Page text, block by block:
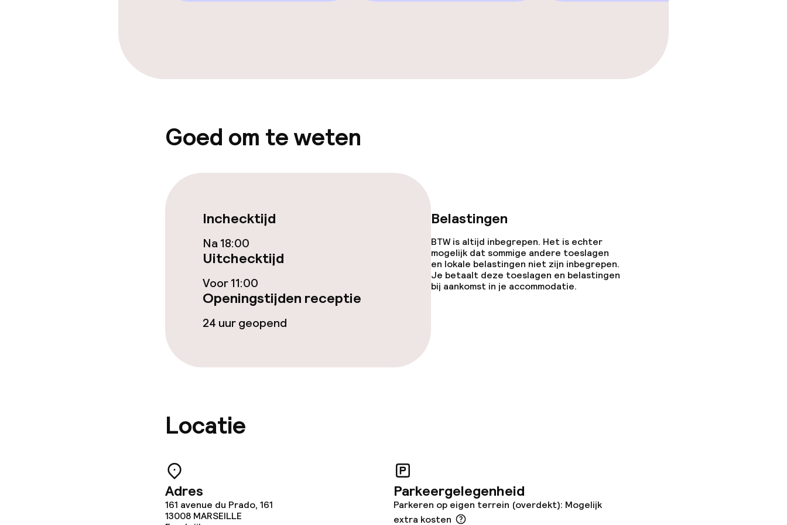
Restaurant
Roomservice
Faciliteiten en diensten voor kinderen
Speeltuin
Kinderclub
Wasservice
Beleid
Overal rookvrij
Goed om te weten
Inchecktijd
Na 18:00
Uitchecktijd
Voor 11:00
Openingstijden receptie
24 uur geopend
Belastingen
BTW is altijd inbegrepen. Het is echter
mogelijk dat sommige andere toeslagen
en lokale belastingen niet zijn inbegrepen.
Je betaalt deze toeslagen en belastingen
bij aankomst in je accommodatie.
Locatie
Adres
161 avenue du Prado, 161
13008 MARSEILLE
Parkeergelegenheid
Parkeren op eigen terrein (overdekt): Mogelijk
extra kosten